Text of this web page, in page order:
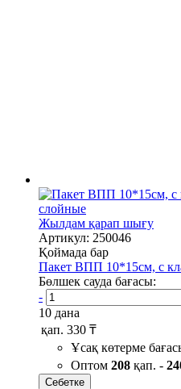
Жылдам қарап шығу
Артикул: 250046
Қоймада бар
Пакет ВПП 10*15см, с
Бөлшек сауда бағасы:
-
10 дана
қап. 330 ₸
Ұсақ көтерме
Оптом 208 қап. -
Себетке